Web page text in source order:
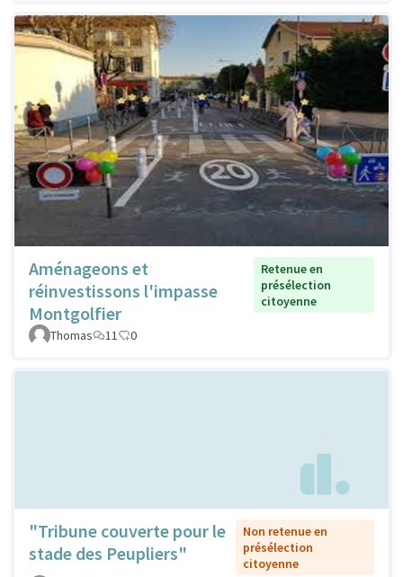
Aménageons et
réinvestissons l'impasse
Montgolfier
Retenue en
présélection
citoyenne
Thomas 11 0
"Tribune couverte pour le
stade des Peupliers"
Non retenue en
présélection
citoyenne